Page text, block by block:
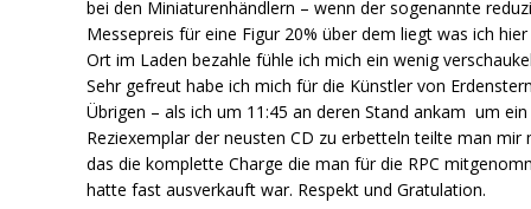
bei den Miniaturenhändlern – wenn der sogenannte
Messepreis für eine Figur 20% über dem liegt was ich
Ort im Laden bezahle fühle ich mich ein wenig
Sehr gefreut habe ich mich für die Künstler von
Übrigen – als ich um 11:45 an deren Stand ankam um ein
Reziexemplar der neusten CD zu erbetteln teilte man mir
das die komplette Charge die man für die RPC
hatte fast ausverkauft war. Respekt und Gratulation.